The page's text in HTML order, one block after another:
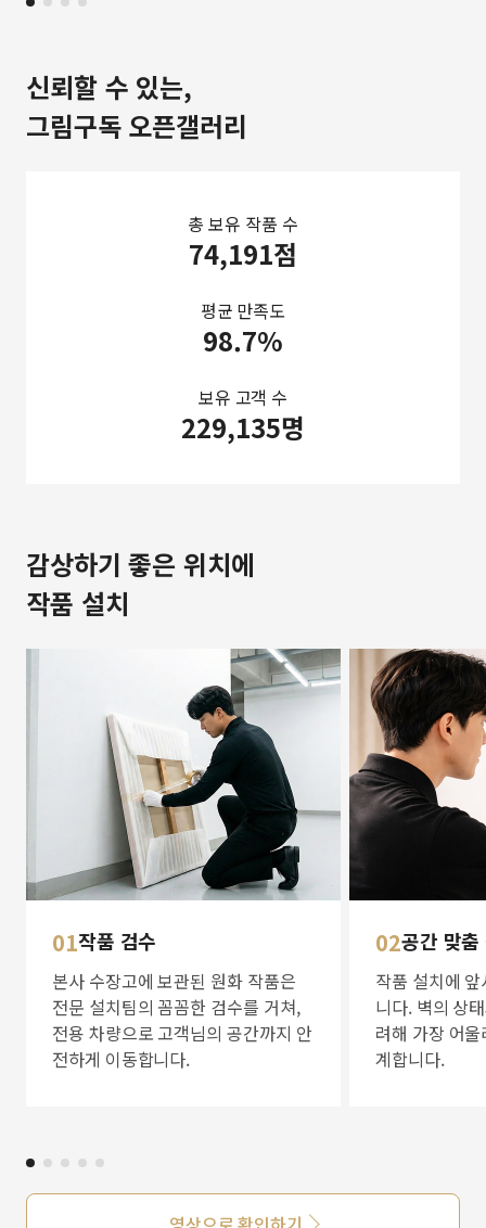
신뢰할 수 있는,
그림구독 오픈갤러리
총 보유 작품 수
74,191점
평균 만족도
98.7%
보유 고객 수
229,135명
감상하기 좋은 위치에
작품 설치
01작품 검수
본사 수장고에 보관된 원화 작품은
전문 설치팀의 꼼꼼한 검수를 거쳐,
전용 차량으로 고객님의 공간까지 안
전하게 이동합니다.
02공간 맞
작품 설치에
니다. 벽의 상
려해 가장 어
계합니다.